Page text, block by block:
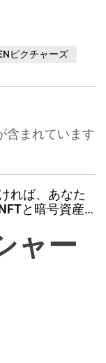
ピクチャーズ
含まれています
れば、あなた
と暗号資産
金融・経済が
きな富が生ま
ャー